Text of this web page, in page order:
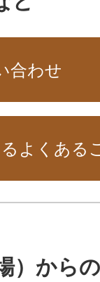
合わせ
よくある
）から